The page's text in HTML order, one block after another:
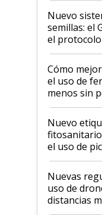
Nuevo
semillas: el
el protocolo
propiedad
Cómo
el uso de
menos sin
fina
Nuevo
el uso de
palabras
indicaciones
Nuevas
uso de
distancias